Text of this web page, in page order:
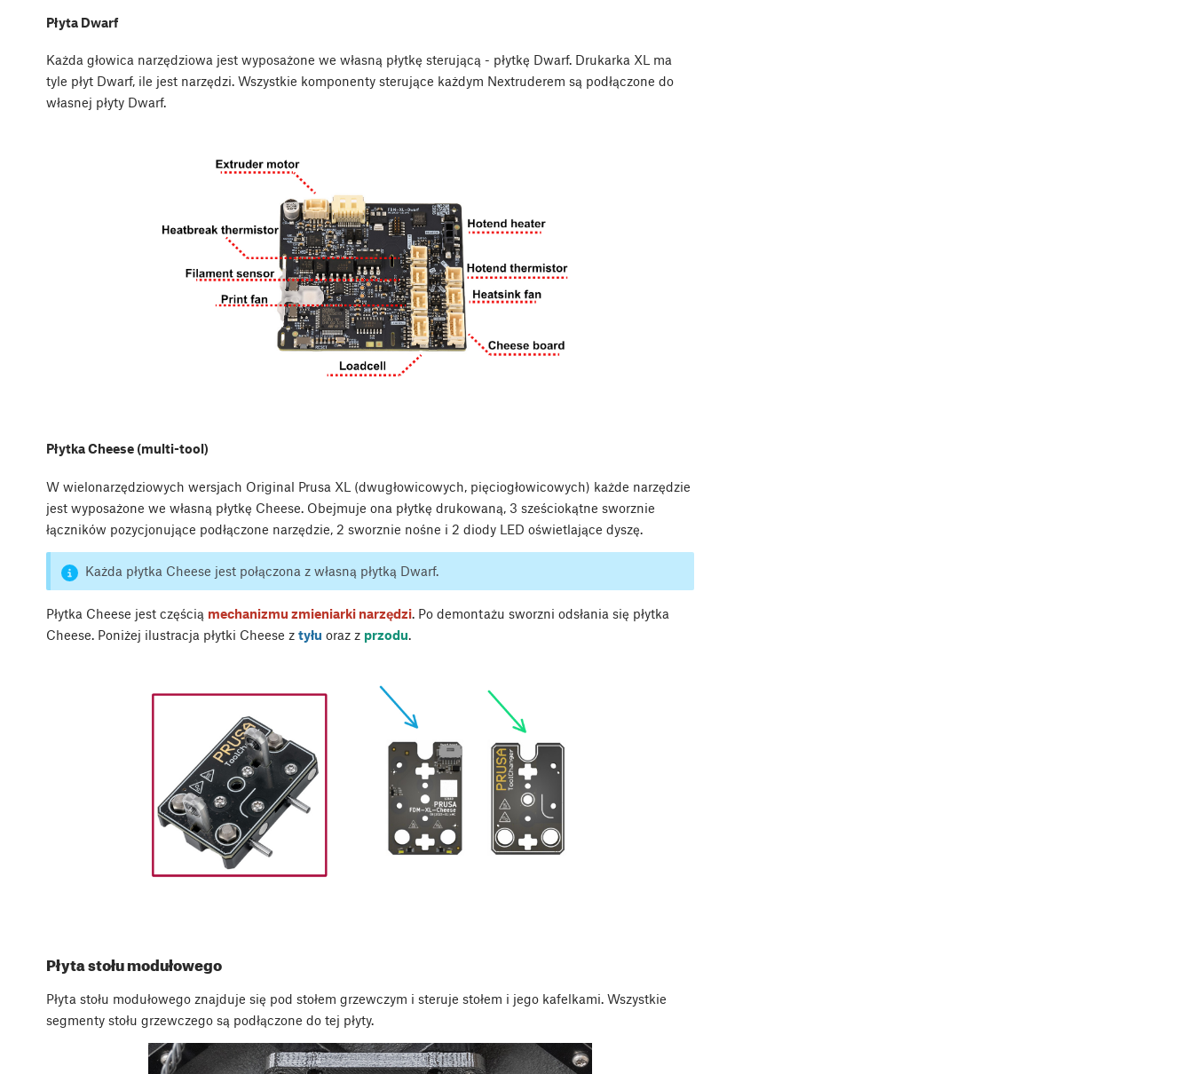
Płyta Dwarf
Każda głowica narzędziowa jest wyposażone we własną płytkę sterującą - płytkę Dwarf. Drukarka XL ma
tyle płyt Dwarf, ile jest narzędzi. Wszystkie komponenty sterujące każdym Nextruderem są podłączone do
własnej płyty Dwarf.
Płytka Cheese (multi-tool)
W wielonarzędziowych wersjach Original Prusa XL (dwugłowicowych, pięciogłowicowych) każde narzędzie
jest wyposażone we własną płytkę Cheese. Obejmuje ona płytkę drukowaną, 3 sześciokątne sworznie
łączników pozycjonujące podłączone narzędzie, 2 sworznie nośne i 2 diody LED oświetlające dyszę.
Każda płytka Cheese jest połączona z własną płytką Dwarf.
Płytka Cheese jest częścią mechanizmu zmieniarki narzędzi. Po demontażu sworzni odsłania się płytka
Cheese. Poniżej ilustracja płytki Cheese z tyłu oraz z przodu.
Płyta stołu modułowego
Płyta stołu modułowego znajduje się pod stołem grzewczym i steruje stołem i jego kafelkami. Wszystkie
segmenty stołu grzewczego są podłączone do tej płyty.